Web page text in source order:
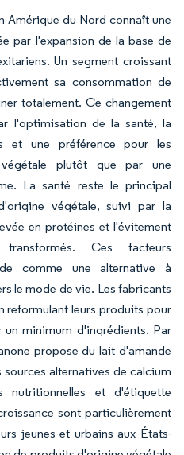
Amérique du Nord connaît une
par l'expansion de la base de
Un segment croissant
sa consommation de
totalement. Ce changement
l'optimisation de la santé, la
et une préférence pour les
plutôt que par une
La santé reste le principal
végétale, suivi par la
en protéines et l'évitement
Ces facteurs
comme une alternative à
le mode de vie. Les fabricants
reformulant leurs produits pour
minimum d'ingrédients. Par
propose du lait d'amande
alternatives de calcium
nutritionnelles et d'étiquette
sont particulièrement
jeunes et urbains aux États-